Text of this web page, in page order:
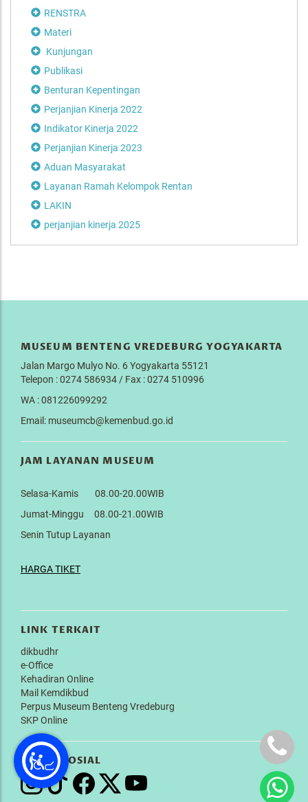
RENSTRA
Materi
Kunjungan
Publikasi
Benturan Kepentingan
Perjanjian Kinerja 2022
Indikator Kinerja 2022
Perjanjian Kinerja 2023
Aduan Masyarakat
Layanan Ramah Kelompok Rentan
LAKIN
perjanjian kinerja 2025
MUSEUM BENTENG VREDEBURG YOGYAKARTA
Jalan Margo Mulyo No. 6 Yogyakarta 55121
Telepon : 0274 586934 / Fax : 0274 510996
WA : 081226099292
Email: museumcb@kemenbud.go.id
JAM LAYANAN MUSEUM
Selasa-Kamis 08.00-20.00WIB
Jumat-Minggu 08.00-21.00WIB
Senin Tutup Layanan
HARGA TIKET
LINK TERKAIT
dikbudhr
e-Office
Kehadiran Online
Mail Kemdikbud
Perpus Museum Benteng Vredeburg
SKP Online
MEDIA SOSIAL